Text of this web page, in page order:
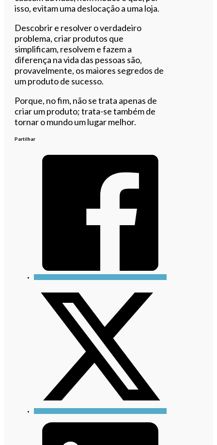
isso, evitam uma deslocação a uma loja.
Descobrir e resolver o verdadeiro
problema, criar produtos que
simplificam, resolvem e fazem a
diferença na vida das pessoas são,
provavelmente, os maiores segredos de
um produto de sucesso.
Porque, no fim, não se trata apenas de
criar um produto; trata-se também de
tornar o mundo um lugar melhor.
Partilhar